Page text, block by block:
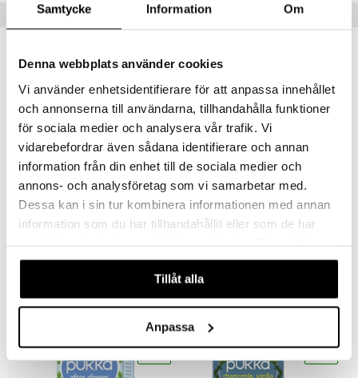
Samtycke Information Om
Denna webbplats använder cookies
Vi använder enhetsidentifierare för att anpassa innehållet
och annonserna till användarna, tillhandahålla funktioner
för sociala medier och analysera vår trafik. Vi
vidarebefordrar även sådana identifierare och annan
information från din enhet till de sociala medier och
annons- och analysföretag som vi samarbetar med.
Dessa kan i sin tur kombinera informationen med annan
information som du har tillhandahållit eller som de har
våra cookies vid fortsatt användande av vår webbplats.
Tillåt alla
Anpassa
Populära produkter
Ledins Curite
LEDINS
63 kr
Finns i flera varianter
Pau D'Arco te
ALPHA PLUS
fr.75 kr (ord.99kr)
kampanj
dusch & tvål
oljor